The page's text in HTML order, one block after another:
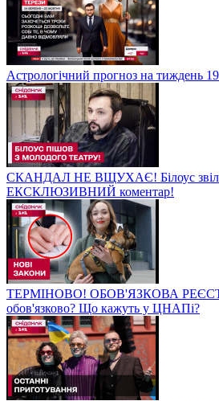
Астрологічний прогноз на тиждень
СКАНДАЛ НЕ ВЩУХАЄ! Білоус
ЕКСКЛЮЗИВНИЙ коментар!
ТЕРМІНОВО! ОБОВ'ЯЗКОВА
обов'язково? Що кажуть у ЦНАПі?